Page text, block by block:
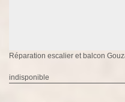
Réparation escalier et balcon
indisponible